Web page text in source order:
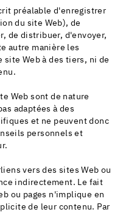
préalable d'enregistrer
du site Web), de
de distribuer, d'envoyer,
autre manière les
site Web à des tiers, ni de
Web sont de nature
adaptées à des
et ne peuvent donc
personnels et
vers des sites Web ou
indirectement. Le fait
ou pages n'implique en
de leur contenu. Par